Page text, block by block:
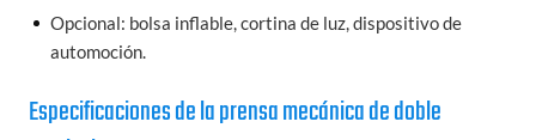
Opcional: bolsa inflable, cortina de luz, dispositivo de
automoción.
Especificaciones de la prensa mecánica de doble